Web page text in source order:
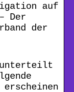
auf
Der
der